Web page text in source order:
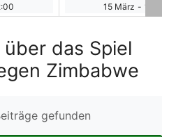
15 März - 12:30
das Spiel
Zimbabwe
gefunden